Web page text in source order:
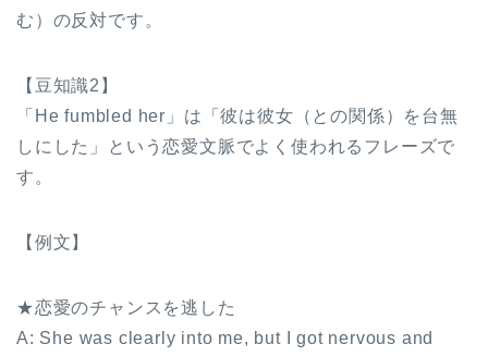
む）の反対です。
【豆知識2】
「He fumbled her」は「彼は彼女（との関係）を台無
しにした」という恋愛文脈でよく使われるフレーズで
す。
【例文】
★恋愛のチャンスを逃した
A: She was clearly into me, but I got nervous and